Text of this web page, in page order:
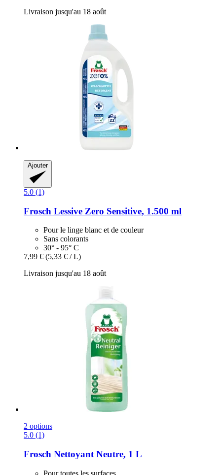
Livraison jusqu'au 18 août
Ajouter
5.0 (1)
Frosch Lessive Zero Sensitive, 1.500 ml
Pour le linge blanc et de couleur
Sans colorants
30° - 95° C
7,99 € (5,33 € / L)
Livraison jusqu'au 18 août
2 options
5.0 (1)
Frosch Nettoyant Neutre, 1 L
Pour toutes les surfaces